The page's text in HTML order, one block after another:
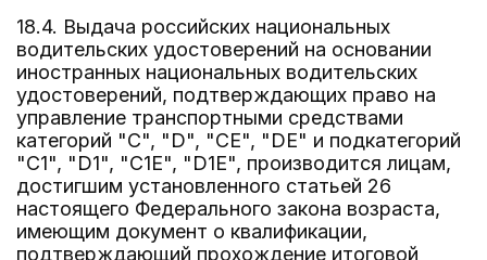
18.4. Выдача российских национальных
водительских удостоверений на основании
иностранных национальных водительских
удостоверений, подтверждающих право на
управление транспортными средствами
категорий "C", "D", "CE", "DE" и подкатегорий
"C1", "D1", "C1E", "D1E", производится лицам,
достигшим установленного статьей 26
настоящего Федерального закона возраста,
имеющим документ о квалификации,
подтверждающий прохождение итоговой